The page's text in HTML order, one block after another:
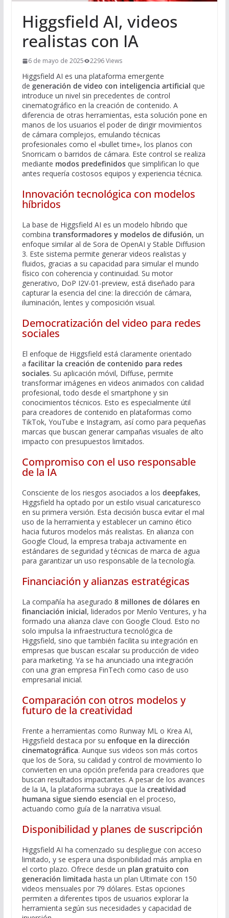
Higgsfield AI, videos
realistas con IA
6 de mayo de 2025 2296 Views
Higgsfield AI es una plataforma emergente
de generación de video con inteligencia artificial que
introduce un nivel sin precedentes de control
cinematográfico en la creación de contenido. A
diferencia de otras herramientas, esta solución pone en
manos de los usuarios el poder de dirigir movimientos
de cámara complejos, emulando técnicas
profesionales como el «bullet time», los planos con
Snorricam o barridos de cámara. Este control se realiza
mediante modos predefinidosque simplifican lo que
antes requería costosos equipos y experiencia técnica.
Innovación tecnológica con modelos
híbridos
La base de Higgsfield AI es un modelo híbrido que
combina transformadores y modelos de difusión, un
enfoque similar al de Sora de OpenAI y Stable Diffusion
3. Este sistema permite generar videos realistas y
fluidos, gracias a su capacidad para simular el mundo
físico con coherencia y continuidad. Su motor
generativo, DoP I2V-01-preview, está diseñado para
capturar la esencia del cine: la dirección de cámara,
iluminación, lentes y composición visual.
Democratización del video para redes
sociales
El enfoque de Higgsfield está claramente orientado
a facilitar la creación de contenido para redes
sociales. Su aplicación móvil, Diffuse, permite
transformar imágenes en videos animados con calidad
profesional, todo desde el smartphone y sin
conocimientos técnicos. Esto es especialmente útil
para creadores de contenido en plataformas como
TikTok, YouTube e Instagram, así como para pequeñas
marcas que buscan generar campañas visuales de alto
impacto con presupuestos limitados.
Compromiso con el uso responsable
de la IA
Consciente de los riesgos asociados a los deepfakes,
Higgsfield ha optado por un estilo visual caricaturesco
en su primera versión. Esta decisión busca evitar el mal
uso de la herramienta y establecer un camino ético
hacia futuros modelos más realistas. En alianza con
Google Cloud, la empresa trabaja activamente en
estándares de seguridad y técnicas de marca de agua
para garantizar un uso responsable de la tecnología.
Financiación y alianzas estratégicas
La compañía ha asegurado 8 millones de dólares en
financiación inicial, liderados por Menlo Ventures, y ha
formado una alianza clave con Google Cloud. Esto no
solo impulsa la infraestructura tecnológica de
Higgsfield, sino que también facilita su integración en
empresas que buscan escalar su producción de video
para marketing. Ya se ha anunciado una integración
con una gran empresa FinTech como caso de uso
empresarial inicial.
Comparación con otros modelos y
futuro de la creatividad
Frente a herramientas como Runway ML o Krea AI,
Higgsfield destaca por su enfoque en la dirección
cinematográfica. Aunque sus videos son más cortos
que los de Sora, su calidad y control de movimiento lo
convierten en una opción preferida para creadores que
buscan resultados impactantes. A pesar de los avances
de la IA, la plataforma subraya que la creatividad
humana sigue siendo esencial en el proceso,
actuando como guía de la narrativa visual.
Disponibilidad y planes de suscripción
Higgsfield AI ha comenzado su despliegue con acceso
limitado, y se espera una disponibilidad más amplia en
el corto plazo. Ofrece desde un plan gratuito con
generación limitada hasta un plan Ultimate con 150
videos mensuales por 79 dólares. Estas opciones
permiten a diferentes tipos de usuarios explorar la
herramienta según sus necesidades y capacidad de